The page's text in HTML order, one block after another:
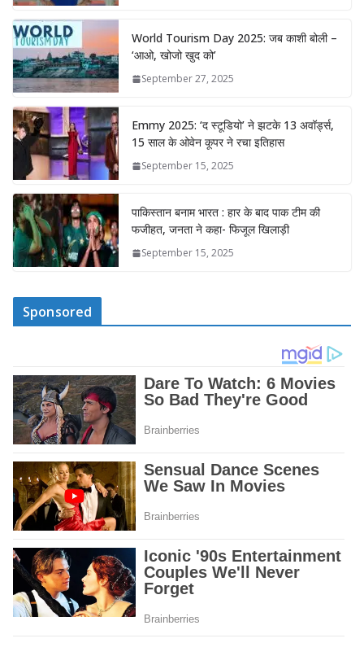
World Tourism Day 2025: जब काशी बोली –
‘आओ, खोजो खुद को’
September 27, 2025
Emmy 2025: ‘द स्टूडियो’ ने झटके 13 अवॉर्ड्स,
15 साल के ओवेन कूपर ने रचा इतिहास
September 15, 2025
पाकिस्तान बनाम भारत : हार के बाद पाक टीम की
फजीहत, जनता ने कहा- फिजूल खिलाड़ी
September 15, 2025
Sponsored